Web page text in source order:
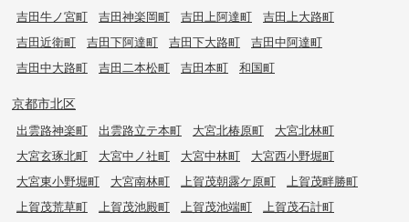
吉田牛ノ宮町
吉田神楽岡町 吉田上阿達町
吉田上大路町
吉田近衛町
吉田下阿達町 吉田下大路町
吉田中阿達町
吉田中大路町
吉田二本松町 吉田本町 和国町
京都市北区
出雲路神楽町 出雲路立テ本町 大宮北椿原町
大宮北林町
大宮玄琢北町
大宮中ノ社町 大宮中林町
大宮西小野堀町
大宮東小野堀町
大宮南林町 上賀茂朝露ケ原町
上賀茂畔勝町
上賀茂荒草町
上賀茂池殿町 上賀茂池端町
上賀茂石計町